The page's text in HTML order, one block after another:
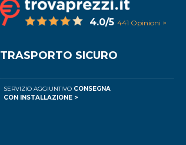
4.0/5 441 Opinioni >
TRASPORTO SICURO
SERVIZIO AGGIUNTIVO CONSEGNA
CON INSTALLAZIONE >